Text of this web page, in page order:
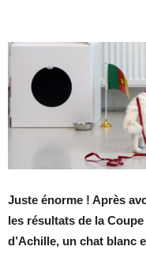
Juste énorme ! Après
les résultats de la
d’Achille, un chat blanc